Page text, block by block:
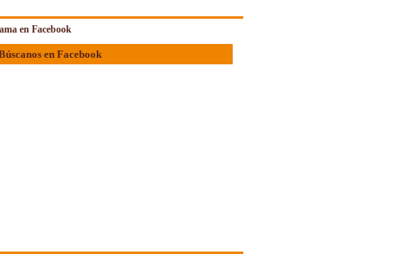
en Facebook
en Facebook